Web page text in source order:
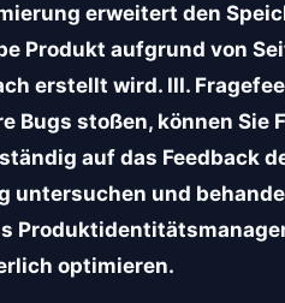
erweitert den
Produkt aufgrund von
erstellt wird. III.
Bugs stoßen, können Sie
auf das Feedback
und
optimieren.